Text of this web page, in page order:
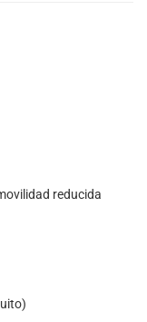
reducida